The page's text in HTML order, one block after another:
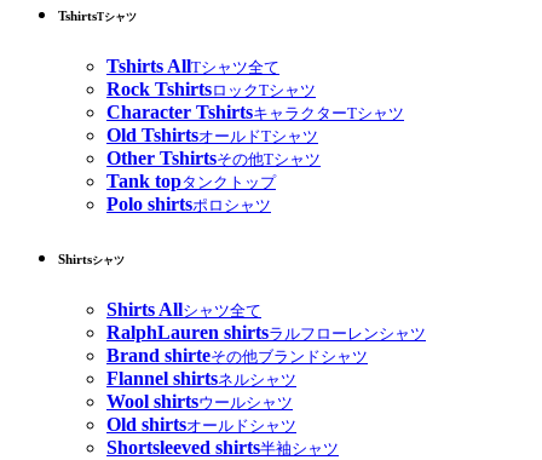
TshirtsTシャツ
Tshirts AllTシャツ全て
Rock TshirtsロックTシャツ
Character TshirtsキャラクターTシャツ
Old TshirtsオールドTシャツ
Other Tshirtsその他Tシャツ
Tank topタンクトップ
Polo shirtsポロシャツ
Shirtsシャツ
Shirts Allシャツ全て
RalphLauren shirtsラルフローレンシャツ
Brand shirteその他ブランドシャツ
Flannel shirtsネルシャツ
Wool shirtsウールシャツ
Old shirtsオールドシャツ
Shortsleeved shirts半袖シャツ